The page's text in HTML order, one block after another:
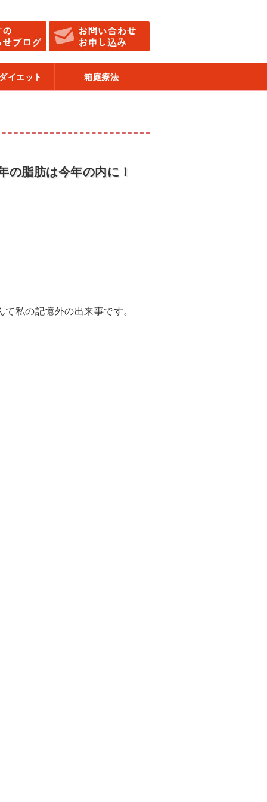
イエット 箱庭療法
の脂肪は今年の内に！
私の記憶外の出来事です。